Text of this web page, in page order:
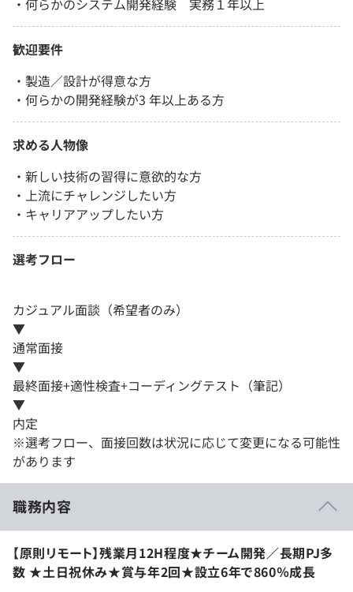
・何らかのシステム開発経験 実務１年以上
歓迎要件
・製造／設計が得意な方
・何らかの開発経験が3 年以上ある方
求める人物像
・新しい技術の習得に意欲的な方
・上流にチャレンジしたい方
・キャリアアップしたい方
選考フロー
カジュアル面談（希望者のみ）
▼
通常面接
▼
最終面接+適性検査+コーディングテスト（筆記）
▼
内定
※選考フロー、面接回数は状況に応じて変更になる可能性
があります
職務内容
【原則リモート】残業月12H程度★チーム開発／長期PJ多
数 ★土日祝休み★賞与年2回★設立6年で860％成長